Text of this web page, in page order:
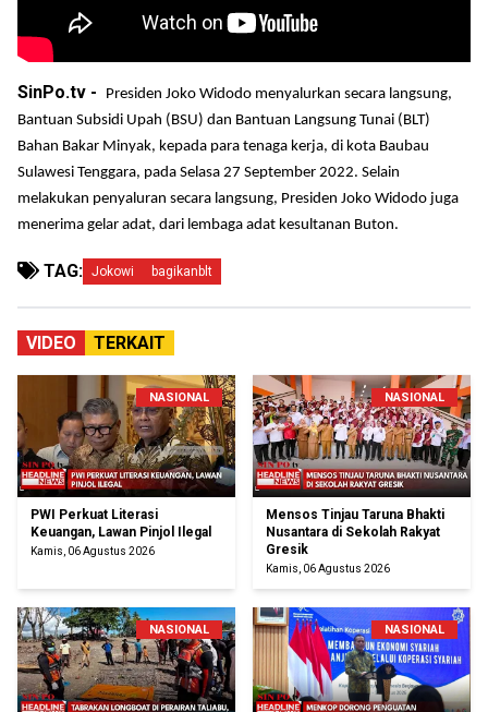
SinPo.tv -
Presiden Joko Widodo menyalurkan secara langsung,
Bantuan Subsidi Upah (BSU) dan Bantuan Langsung Tunai (BLT)
Bahan Bakar Minyak, kepada para tenaga kerja, di kota Baubau
Sulawesi Tenggara, pada Selasa 27 September 2022. Selain
melakukan penyaluran secara langsung, Presiden Joko Widodo juga
menerima gelar adat, dari lembaga adat kesultanan Buton.
TAG: Jokowi bagikanblt
VIDEO TERKAIT
NASIONAL
PWI Perkuat Literasi
Keuangan, Lawan Pinjol Ilegal
Kamis, 06 Agustus 2026
NASIONAL
Mensos Tinjau Taruna Bhakti
Nusantara di Sekolah Rakyat
Gresik
Kamis, 06 Agustus 2026
NASIONAL NASIONAL